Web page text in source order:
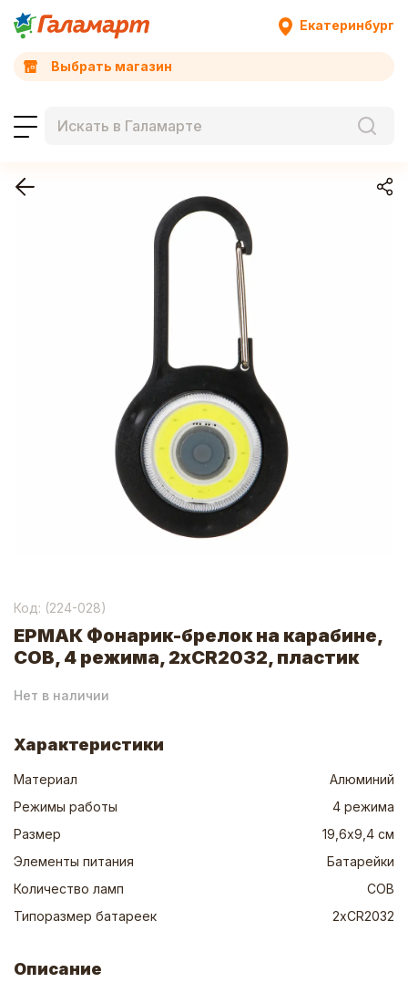
Екатеринбург
Выбрать магазин
Код: (224-028)
ЕРМАК Фонарик-брелок на карабине,
СОВ, 4 режима, 2хCR2032, пластик
Нет в наличии
Характеристики
Материал
Алюминий
Режимы работы
4 режима
Размер
19,6х9,4 см
Элементы питания
Батарейки
Количество ламп
СОВ
Типоразмер батареек
2хCR2032
Описание